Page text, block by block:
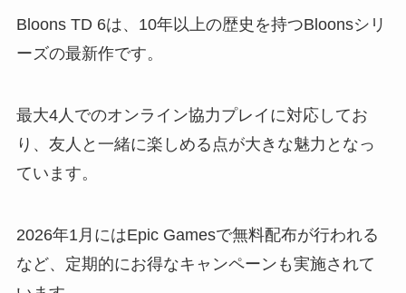
Bloons TD 6は、10年以上の歴史を持つBloonsシリ
ーズの最新作です。
最大4人でのオンライン協力プレイに対応してお
り、友人と一緒に楽しめる点が大きな魅力となっ
ています。
2026年1月にはEpic Gamesで無料配布が行われる
など、定期的にお得なキャンペーンも実施されて